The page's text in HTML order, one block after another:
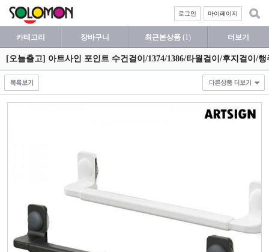
마이페이지
로그인
카테고리 장바구니 최근본상품 (1) 더보기
[오늘출고] 아트사인 포인트 수건걸이/1374/1386/타월걸이/후지걸이/